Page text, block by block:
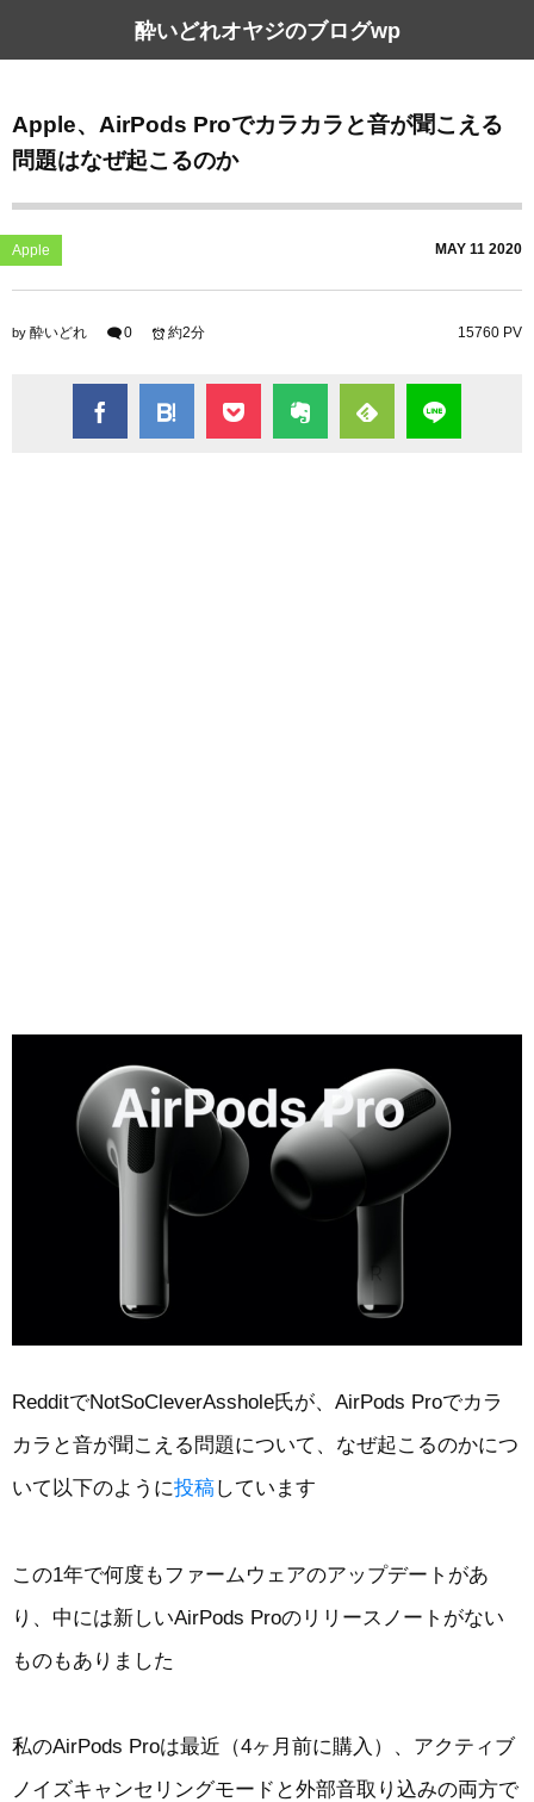
酔いどれオヤジのブログwp
Apple、AirPods Proでカラカラと音が聞こえる
問題はなぜ起こるのか
Apple MAY 11 2020
by 酔いどれ 0 15760 PV
約2分
RedditでNotSoCleverAsshole氏が、AirPods Proでカラ
カラと音が聞こえる問題について、なぜ起こるのかにつ
いて以下のように投稿しています
この1年で何度もファームウェアのアップデートがあ
り、中には新しいAirPods Proのリリースノートがない
ものもありました
私のAirPods Proは最近（4ヶ月前に購入）、アクティブ
ノイズキャンセリングモードと外部音取り込みの両方で